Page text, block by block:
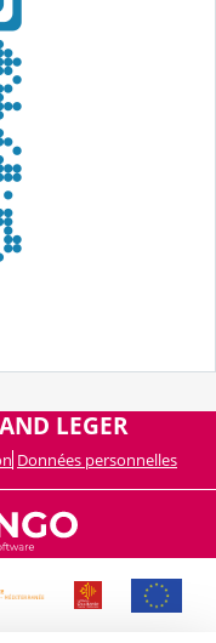
LEGER
Données personnelles